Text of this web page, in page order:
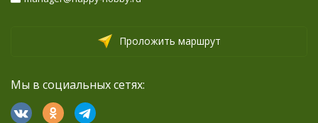
Проложить маршрут
Мы в социальных сетях: